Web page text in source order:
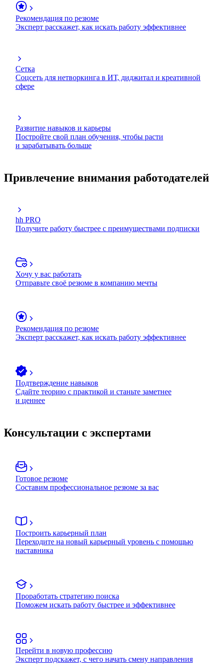
Рекомендация по резюме
Эксперт расскажет, как искать работу эффективнее
Сетка
Соцсеть для нетворкинга в ИТ, диджитал и креативной
сфере
Развитие навыков и карьеры
Постройте свой план обучения, чтобы расти
и зарабатывать больше
Привлечение внимания работодателей
hh PRO
Получите работу быстрее с преимуществами подписки
Хочу у вас работать
Отправьте своё резюме в компанию мечты
Рекомендация по резюме
Эксперт расскажет, как искать работу эффективнее
Подтверждение навыков
Сдайте теорию с практикой и станьте заметнее
и ценнее
Консультации с экспертами
Готовое резюме
Составим профессиональное резюме за вас
Построить карьерный план
Переходите на новый карьерный уровень с помощью
наставника
Проработать стратегию поиска
Поможем искать работу быстрее и эффективнее
Перейти в новую профессию
Эксперт подскажет, с чего начать смену направления